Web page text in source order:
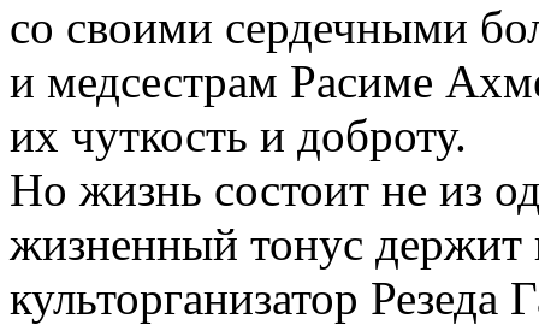
со своими сердечными
и медсестрам Расиме
их чуткость и доброту.
Но жизнь состоит не из
жизненный тонус держит
культорганизатор